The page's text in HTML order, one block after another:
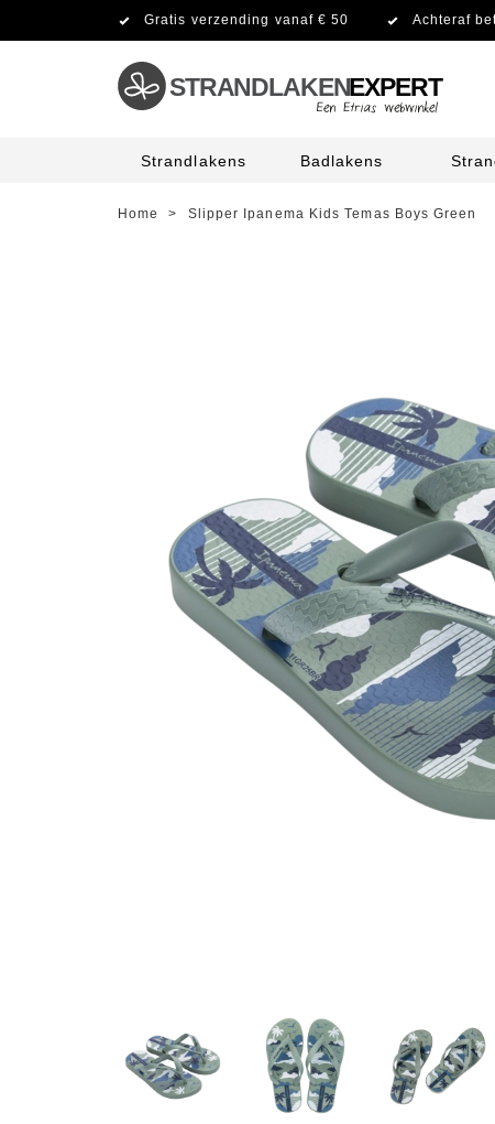
Gratis verzending vanaf € 50 Achteraf
STRANDLAKENEXPERT
Strandlakens Badlakens
Home > Slipper Ipanema Kids Temas Boys Green